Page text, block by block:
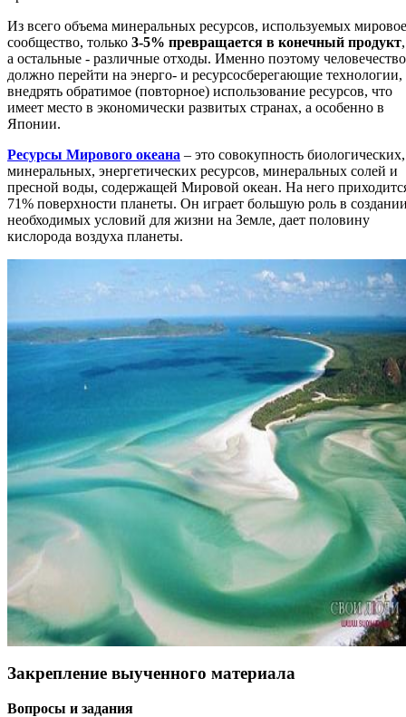
Из всего объема минеральных ресурсов, используемых мировое
сообщество, только 3-5% превращается в конечный продукт,
а остальные - различные отходы. Именно поэтому человечество
должно перейти на энерго- и ресурсосберегающие технологии,
внедрять обратимое (повторное) использование ресурсов, что
имеет место в экономически развитых странах, а особенно в
Японии.
Ресурсы Мирового океана – это совокупность биологических,
минеральных, энергетических ресурсов, минеральных солей и
пресной воды, содержащей Мировой океан. На него
71% поверхности планеты. Он играет большую роль в
необходимых условий для жизни на Земле, дает половину
кислорода воздуха планеты.
Закрепление выученного материала
Вопросы и задания